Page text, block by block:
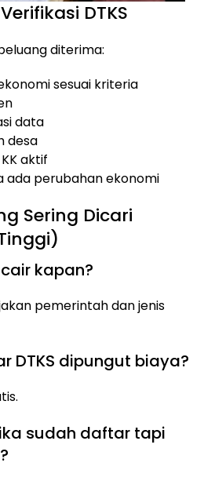
DTKS
diterima:
sesuai kriteria
data
desa
aktif
ada perubahan ekonomi
Sering Dicari
kapan?
pemerintah dan jenis
DTKS dipungut biaya?
sudah daftar tapi